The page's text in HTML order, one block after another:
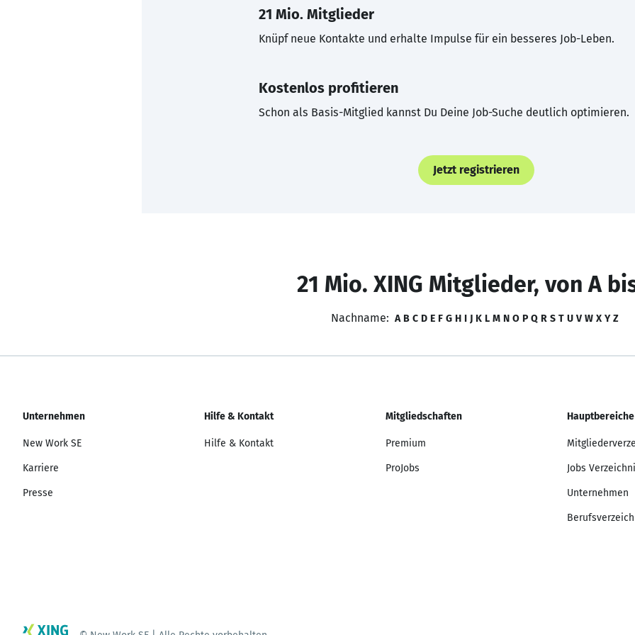
21 Mio. Mitglieder
Knüpf neue Kontakte und erhalte Impulse für ein besseres Job-Leben.
Kostenlos profitieren
Schon als Basis-Mitglied kannst Du Deine Job-Suche deutlich optimieren.
Jetzt registrieren
21 Mio. XING Mitglieder, von A
Nachname: A B C D E F G H I J K L M N O P Q R S T U V W X Y Z
Unternehmen
New Work SE
Karriere
Presse
Hilfe & Kontakt
Hilfe & Kontakt
Mitgliedschaften
Premium
ProJobs
Hauptbereiche
Jobs
Unternehmen